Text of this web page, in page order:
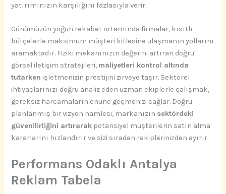
yatırımınızın karşılığını fazlasıyla verir.
Günümüzün yoğun rekabet ortamında firmalar, kısıtlı
bütçelerle maksimum müşteri kitlesine ulaşmanın yollarını
aramaktadır. Fiziki mekanınızın değerini artıran doğru
görsel iletişim stratejileri, maliyetleri kontrol altında
tutarken işletmenizin prestijini zirveye taşır. Sektörel
ihtiyaçlarınızı doğru analiz eden uzman ekiplerle çalışmak,
gereksiz harcamaların önüne geçmenizi sağlar. Doğru
planlanmış bir vizyon hamlesi, markanızın sektördeki
güvenilirliğini artırarak potansiyel müşterilerin satın alma
kararlarını hızlandırır ve sizi sıradan rakiplerinizden ayırır.
Performans Odaklı Antalya
Reklam Tabela